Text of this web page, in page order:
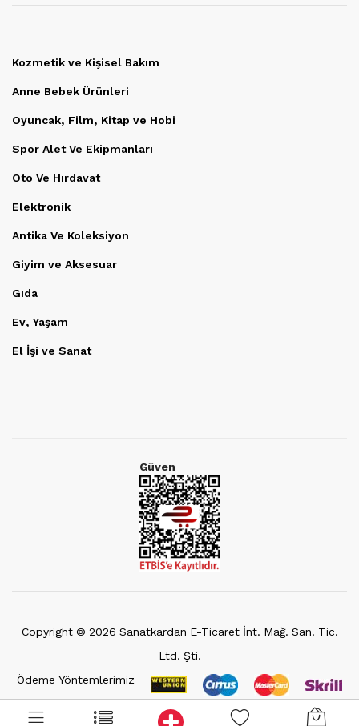
Kozmetik ve Kişisel Bakım
Anne Bebek Ürünleri
Oyuncak, Film, Kitap ve Hobi
Spor Alet Ve Ekipmanları
Oto Ve Hırdavat
Elektronik
Antika Ve Koleksiyon
Giyim ve Aksesuar
Gıda
Ev, Yaşam
El İşi ve Sanat
Güven
Copyright © 2026 Sanatkardan E-Ticaret İnt. Mağ. San. Tic.
Ltd. Şti.
Ödeme Yöntemlerimiz